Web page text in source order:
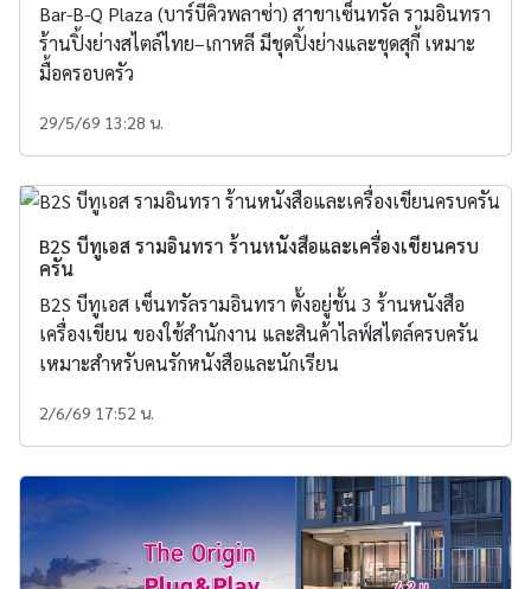
Bar-B-Q Plaza (บาร์บีคิวพลาซ่า) สาขาเซ็นทรัล รามอินทรา
ร้านปิ้งย่างสไตล์ไทย–เกาหลี มีชุดปิ้งย่างและชุดสุกี้ เหมาะ
มื้อครอบครัว
29/5/69 13:28 น.
B2S บีทูเอส รามอินทรา ร้านหนังสือและเครื่องเขียนครบ
ครัน
B2S บีทูเอส เซ็นทรัลรามอินทรา ตั้งอยู่ชั้น 3 ร้านหนังสือ
เครื่องเขียน ของใช้สำนักงาน และสินค้าไลฟ์สไตล์ครบครัน
เหมาะสำหรับคนรักหนังสือและนักเรียน
2/6/69 17:52 น.